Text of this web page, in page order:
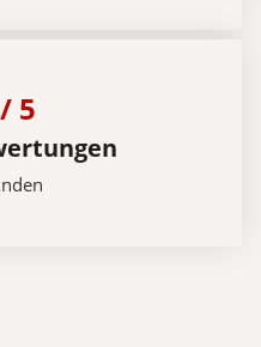
5